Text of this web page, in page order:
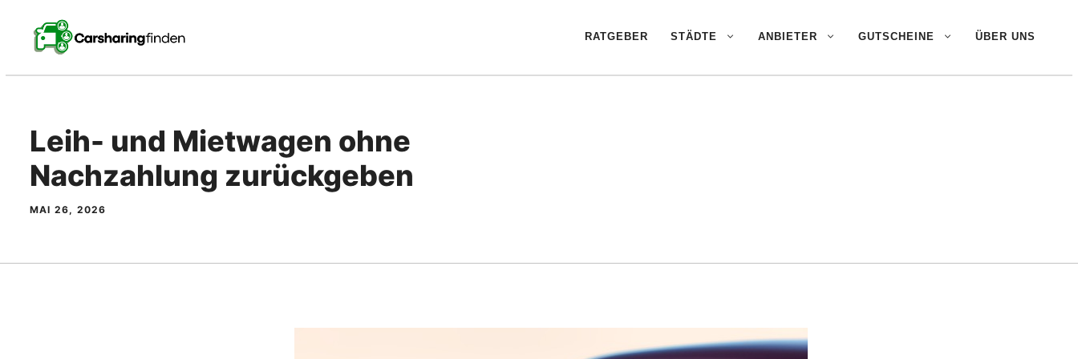
springen
RATGEBER STÄDTE ANBIETER GUTSCHEINE ÜBER UNS
Leih- und Mietwagen ohne
Nachzahlung zurückgeben
MAI 26, 2026